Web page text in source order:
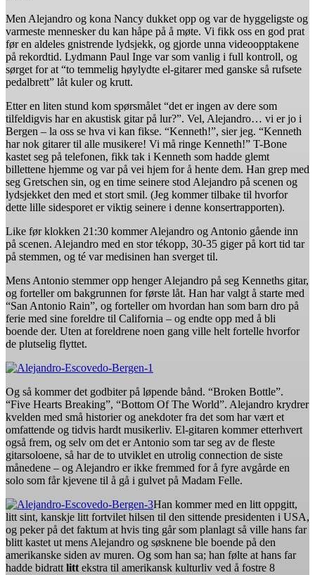
Men Alejandro og kona Nancy dukket opp og var de hyggeligste og
varmeste mennesker du kan håpe på å møte. Vi fikk oss en god prat
før en aldeles gnistrende lydsjekk, og gjorde unna videoopptakene
på rekordtid. Lydmann Paul Inge var som vanlig i full kontroll, og
sørget for at “to temmelig høylydte el-gitarer med ganske så rufsete
pedalbrett” låt kuler og krutt.
Etter en liten stund kom spørsmålet “det er ingen av dere som
tilfeldigvis har en akustisk gitar på lur?”. Vel, Alejandro… vi er jo i
Bergen – la oss se hva vi kan fikse. “Kenneth!”, sier jeg. “Kenneth
har nok gitarer til alle musikere! Vi må ringe Kenneth!” T-Bone
kastet seg på telefonen, fikk tak i Kenneth som hadde glemt
billettene hjemme og var på vei hjem for å hente dem. Han grep med
seg Gretschen sin, og en time seinere stod Alejandro på scenen og
lydsjekket den med et stort smil. (Jeg kommer tilbake til hvorfor
dette lille sidesporet er viktig seinere i denne konsertrapporten).
Like før klokken 21:30 kommer Alejandro og Antonio gående inn
på scenen. Alejandro med en stor tékopp, 30-35 giger på kort tid tar
på stemmen, og té var medisinen han sverget til.
Mens Antonio stemmer opp henger Alejandro på seg Kenneths gitar,
og forteller om bakgrunnen for første låt. Han har valgt å starte med
“San Antonio Rain”, og forteller om hvordan han som barn dro på
ferie med sine foreldre til California – og endte opp med å bli
boende der. Uten at foreldrene noen gang ville helt fortelle hvorfor
de plutselig flyttet.
Og så kommer det godbiter på løpende bånd. “Broken Bottle”.
“Five Hearts Breaking”, “Bottom Of The World”. Alejandro krydrer
kvelden med små historier og anekdoter fra det som har vært et
omfattende og tidvis hardt musikerliv. El-gitaren kommer etterhvert
også frem, og selv om det er Antonio som tar seg av de fleste
gitarsoloene, så har de to utviklet en utrolig connection de siste
månedene – og Alejandro er ikke fremmed for å fyre avgårde en
solo som får kjevene til å gå i gulvet på Madam Felle.
Han kommer med en litt oppgitt,
litt sint, kanskje litt fortvilet hilsen til den sittende presidenten i USA,
og peker på det faktum at hvis ting går som planlagt så ville hans far
blitt kastet ut mens Alejandro og søsknene ble boende på den
amerikanske siden av muren. Og som han sa; han følte at hans far
hadde bidratt litt ekstra til amerikansk kulturliv ved å fostre 8